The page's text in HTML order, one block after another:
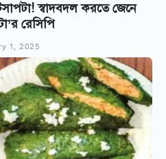
স্বাদবদল করতে জেনে
রেসিপি
1, 2025